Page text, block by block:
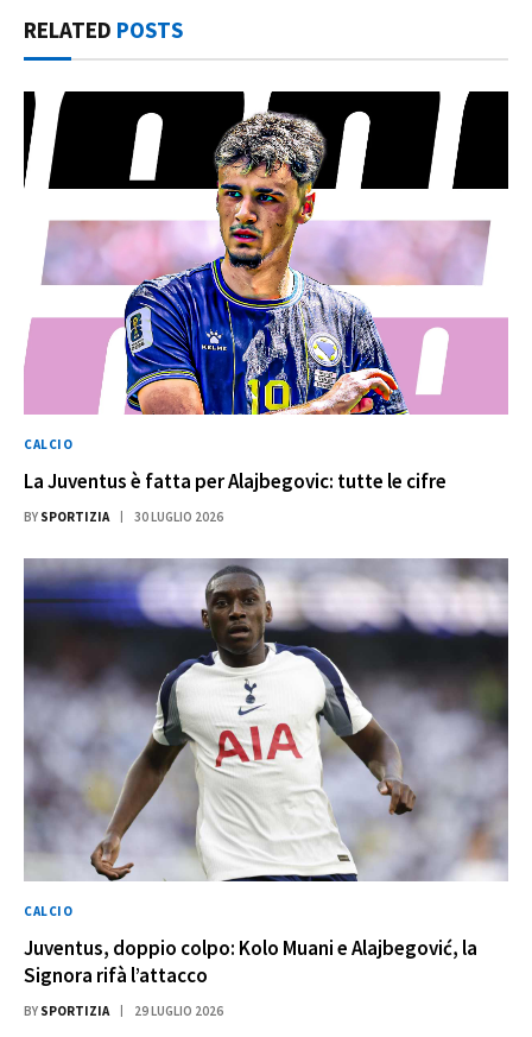
RELATED POSTS
CALCIO
La Juventus è fatta per Alajbegovic: tutte le cifre
BY SPORTIZIA 30 LUGLIO 2026
CALCIO
Juventus, doppio colpo: Kolo Muani e Alajbegović, la
Signora rifà l’attacco
BY SPORTIZIA 29 LUGLIO 2026